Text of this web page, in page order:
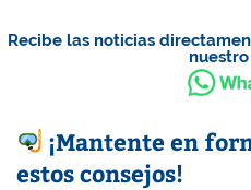
Recibe las noticias
¡Mantente en
estos consejos!